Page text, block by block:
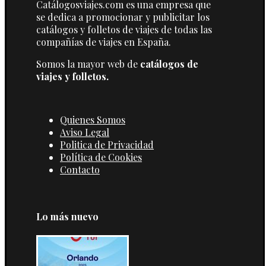
Catálogosviajes.com es una empresa que
se dedica a promocionar y publicitar los
catálogos y folletos de viajes de todas las
compañías de viajes en España.
Somos la mayor web de catálogos de
viajes y folletos.
Quienes Somos
Aviso Legal
Politica de Privacidad
Política de Cookies
Contacto
Lo más nuevo